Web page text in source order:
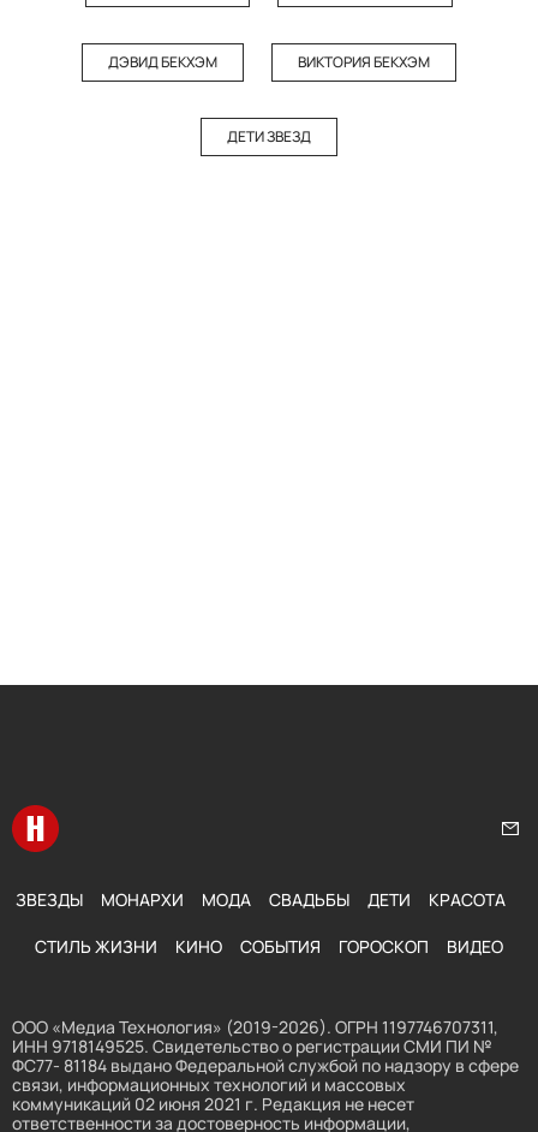
ДЭВИД БЕКХЭМ ВИКТОРИЯ БЕКХЭМ
ДЕТИ ЗВЕЗД
Перейти на главную
ЗВЕЗДЫ МОНАРХИ МОДА СВАДЬБЫ ДЕТИ КРАСОТА
СТИЛЬ ЖИЗНИ КИНО СОБЫТИЯ ГОРОСКОП ВИДЕО
ООО «Медиа Технология» (2019-2026). ОГРН 1197746707311,
ИНН 9718149525. Свидетельство о регистрации СМИ ПИ №
ФС77- 81184 выдано Федеральной службой по надзору в сфере
связи, информационных технологий и массовых
коммуникаций 02 июня 2021 г. Редакция не несет
ответственности за достоверность информации,